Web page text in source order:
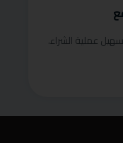
عملية الشراء.